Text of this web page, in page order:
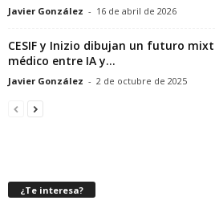
Javier González - 16 de abril de 2026
CESIF y Inizio dibujan un futuro
médico entre IA y...
Javier González - 2 de octubre de 2025
¿Te interesa?